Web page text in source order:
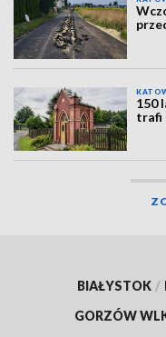
150
trafi
BIAŁYSTOK /
GORZÓW